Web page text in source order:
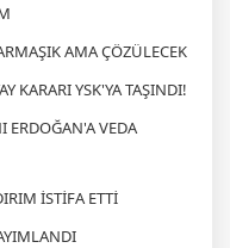
AMA ÇÖZÜLECEK
KARARI YSK'YA TAŞINDI!
ERDOĞAN'A VEDA
İSTİFA ETTİ